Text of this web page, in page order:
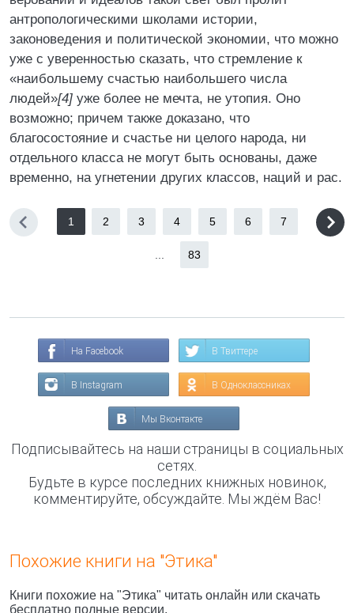
антропологическими школами истории,
законоведения и политической экономии, что можно
уже с уверенностью сказать, что стремление к
«наибольшему счастью наибольшего числа
людей»[4] уже более не мечта, не утопия. Оно
возможно; причем также доказано, что
благосостояние и счастье ни целого народа, ни
отдельного класса не могут быть основаны, даже
временно, на угнетении других классов, наций и рас.
1 2 3 4 5 6 7
83
На Facebook В Твиттере
В Instagram В Одноклассниках
Мы Вконтакте
Подписывайтесь на наши страницы в социальных
сетях.
Будьте в курсе последних книжных новинок,
комментируйте, обсуждайте. Мы ждём Вас!
Похожие книги на "Этика"
Книги похожие на "Этика" читать онлайн или скачать
бесплатно полные версии.